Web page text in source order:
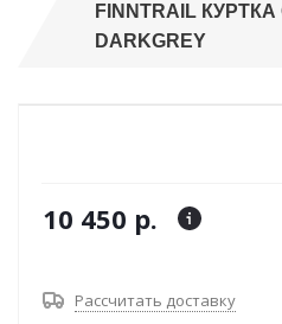
FINNTRAIL КУРТКА
DARKGREY
10 450 р.
Рассчитать доставку